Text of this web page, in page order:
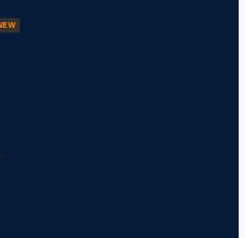
法、产品、传感器、SDK、资源，或